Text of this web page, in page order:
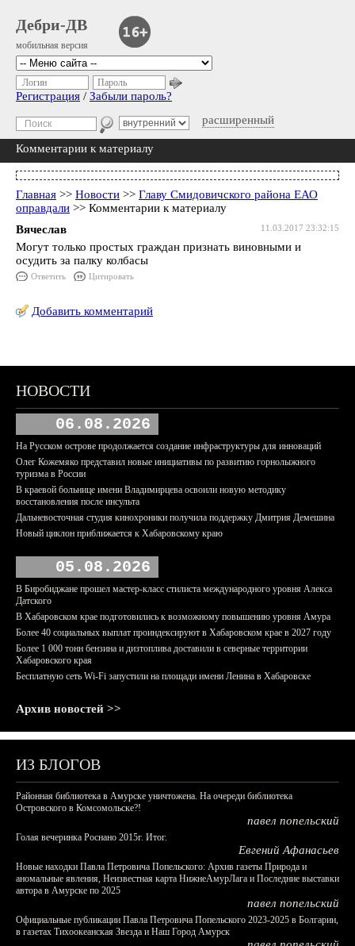
Дебри-ДВ
мобильная версия
расширенный
Логин Пароль
Регистрация / Забыли пароль?
Комментарии к материалу
Главная >> Новости >> Главу Смидовичского района ЕАО
оправдали >> Комментарии к материалу
11.03.2017 23:32:15
Вячеслав
Могут только простых граждан признать виновными и
осудить за палку колбасы
Ответить Цитировать
Добавить комментарий
НОВОСТИ
06.08.2026
На Русском острове продолжается создание инфраструктуры для инноваций
Олег Кожемяко представил новые инициативы по развитию горнолыжного
туризма в России
В краевой больнице имени Владимирцева освоили новую методику
восстановления после инсульта
Дальневосточная студия кинохроники получила поддержку Дмитрия Демешина
Новый циклон приближается к Хабаровскому краю
05.08.2026
В Биробиджане прошел мастер-класс стилиста международного уровня Алекса
Датского
В Хабаровском крае подготовились к возможному повышению уровня Амура
Более 40 социальных выплат проиндексируют в Хабаровском крае в 2027 году
Более 1 000 тонн бензина и дизтоплива доставили в северные территории
Хабаровского края
Бесплатную сеть Wi-Fi запустили на площади имени Ленина в Хабаровске
Архив новостей >>
ИЗ БЛОГОВ
Районная библиотека в Амурске уничтожена. На очереди библиотека
Островского в Комсомольске?!
павел попельский
Голая вечеринка Роснано 2015г. Итог.
Евгений Афанасьев
Новые находки Павла Петровича Попельского: Архив газеты Природа и
аномальные явления, Неизвестная карта НижнеАмурЛага и Последние выставки
автора в Амурске по 2025
павел попельский
Официальные публикации Павла Петровича Попельского 2023-2025 в Болгарии,
в газетах Тихоокеанская Звезда и Наш Город Амурск